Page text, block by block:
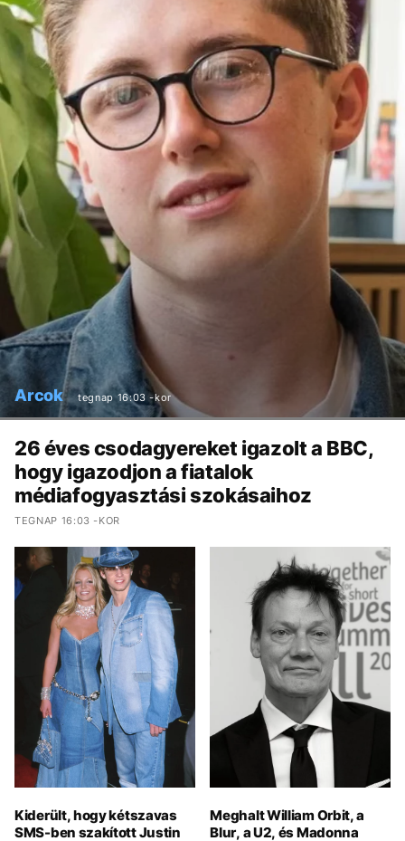
Arcok tegnap 16:03 -kor
26 éves csodagyereket igazolt a BBC,
hogy igazodjon a fiatalok
médiafogyasztási szokásaihoz
TEGNAP 16:03 -KOR
Kiderült, hogy kétszavas
SMS-ben szakított Justin
Meghalt William Orbit, a
Blur, a U2, és Madonna